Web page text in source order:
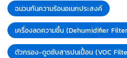
ฉนวนกันความร้อนอเนกประสงค์
เครื่องลดความชื้น (Dehumidifier
ตัวกรอง-ดูดซับสารปนเปื้อน (VOC